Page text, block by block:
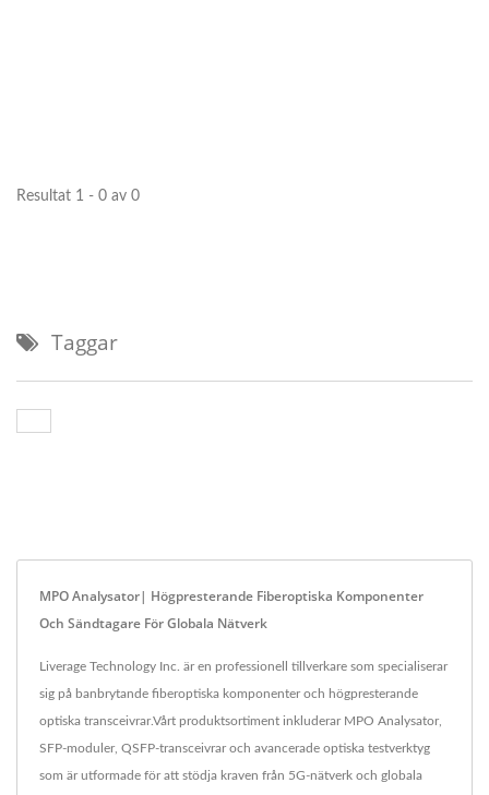
Resultat 1 - 0 av 0
Taggar
MPO Analysator| Högpresterande Fiberoptiska Komponenter
Och Sändtagare För Globala Nätverk
Liverage Technology Inc. är en professionell tillverkare som specialiserar
sig på banbrytande fiberoptiska komponenter och högpresterande
optiska transceivrar.Vårt produktsortiment inkluderar MPO Analysator,
SFP-moduler, QSFP-transceivrar och avancerade optiska testverktyg
som är utformade för att stödja kraven från 5G-nätverk och globala